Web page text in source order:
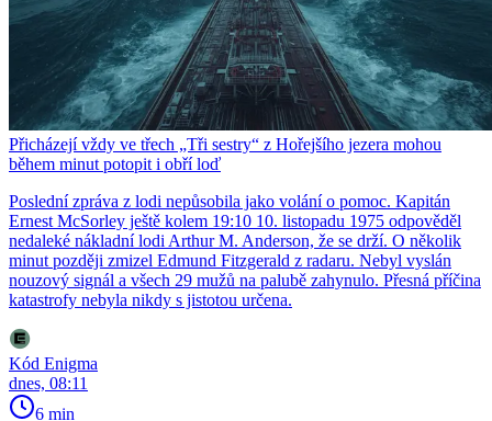
Přicházejí vždy ve třech „Tři sestry“ z Hořejšího jezera mohou
během minut potopit i obří loď
Poslední zpráva z lodi nepůsobila jako volání o pomoc. Kapitán
Ernest McSorley ještě kolem 19:10 10. listopadu 1975 odpověděl
nedaleké nákladní lodi Arthur M. Anderson, že se drží. O několik
minut později zmizel Edmund Fitzgerald z radaru. Nebyl vyslán
nouzový signál a všech 29 mužů na palubě zahynulo. Přesná příčina
katastrofy nebyla nikdy s jistotou určena.
Kód Enigma
dnes, 08:11
6 min